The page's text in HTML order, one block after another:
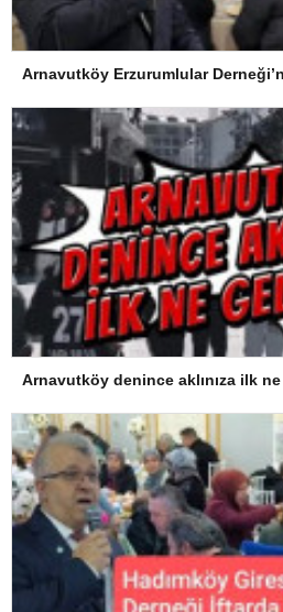
Arnavutköy Erzurumlular
Arnavutköy denince aklınıza ilk